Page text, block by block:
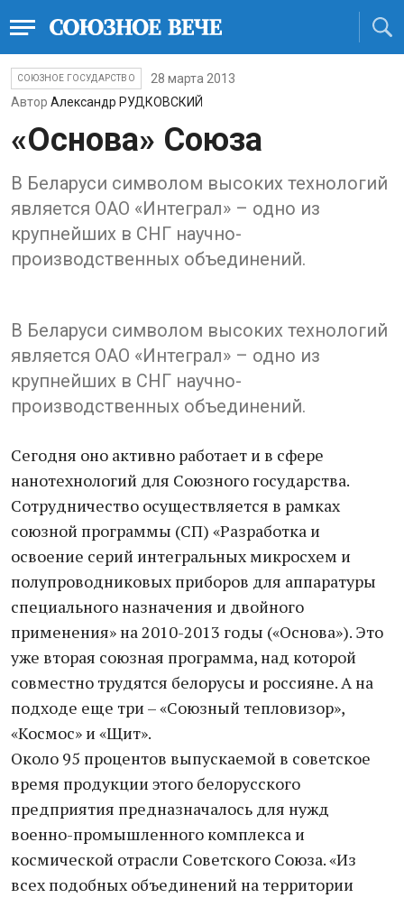
СОЮЗНОЕ ГОСУДАРСТВО
28 марта 2013
Автор Александр РУДКОВСКИЙ
«Основа» Союза
В Беларуси символом высоких технологий
является ОАО «Интеграл» – одно из
крупнейших в СНГ научно-
производственных объединений.
В Беларуси символом высоких технологий
является ОАО «Интеграл» – одно из
крупнейших в СНГ научно-
производственных объединений.
Сегодня оно активно работает и в сфере
нанотехнологий для Союзного государства.
Сотрудничество осуществляется в рамках
союзной программы (СП) «Разработка и
освоение серий интегральных микросхем и
полупроводниковых приборов для аппаратуры
специального назначения и двойного
применения» на 2010-2013 годы («Основа»). Это
уже вторая союзная программа, над которой
совместно трудятся белорусы и россияне. А на
подходе еще три – «Союзный тепловизор»,
«Космос» и «Щит».
Около 95 процентов выпускаемой в советское
время продукции этого белорусского
предприятия предназначалось для нужд
военно-промышленного комплекса и
космической отрасли Советского Союза. «Из
всех подобных объединений на территории